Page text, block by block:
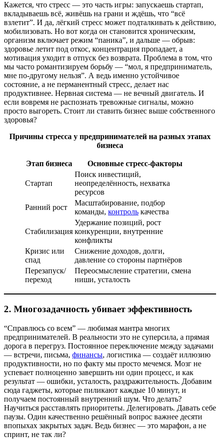
Кажется, что стресс — это часть игры: запускаешь стартап,
вкладываешь всё, живёшь на грани и ждёшь, что “всё
взлетит”. И да, лёгкий стресс может подталкивать к действию,
мобилизовать. Но вот когда он становится хроническим,
организм включает режим “паника”, и дальше — обрыв:
здоровье летит под откос, концентрация пропадает, а
мотивация уходит в отпуск без возврата. Проблема в том, что
мы часто романтизируем борьбу — “мол, я предприниматель,
мне по-другому нельзя”. А ведь именно устойчивое
состояние, а не перманентный стресс, делает нас
продуктивнее. Нервная система — не вечный двигатель. И
если вовремя не распознать тревожные сигналы, можно
просто выгореть. Стоит ли ставить бизнес выше собственного
здоровья?
Причины стресса у предпринимателей на разных этапах
бизнеса
Этап бизнеса Основные стресс-факторы
Стартап
Поиск инвестиций,
неопределённость, нехватка
ресурсов
Ранний рост
Масштабирование, подбор
команды, контроль качества
Стабилизация
Удержание позиций, рост
конкуренции, внутренние
конфликты
Кризис или
спад
Снижение доходов, долги,
давление со стороны партнёров
Перезапуск/
переход
Переосмысление стратегии, смена
ниши, усталость
2. Многозадачность убивает эффективность
“Справлюсь со всем” — любимая мантра многих
предпринимателей. В реальности это не суперсила, а прямая
дорога в перегруз. Постоянное переключение между задачами
— встречи, письма, финансы, логистика — создаёт иллюзию
продуктивности, но по факту мы просто мечемся. Мозг не
успевает полноценно завершить ни один процесс, и как
результат — ошибки, усталость, раздражительность. Добавим
сюда гаджеты, которые пиликают каждые 10 минут, и
получаем постоянный внутренний шум. Что делать?
Научиться расставлять приоритеты. Делегировать. Давать себе
паузы. Один качественно решённый вопрос важнее десяти
впопыхах закрытых задач. Ведь бизнес — это марафон, а не
спринт, не так ли?